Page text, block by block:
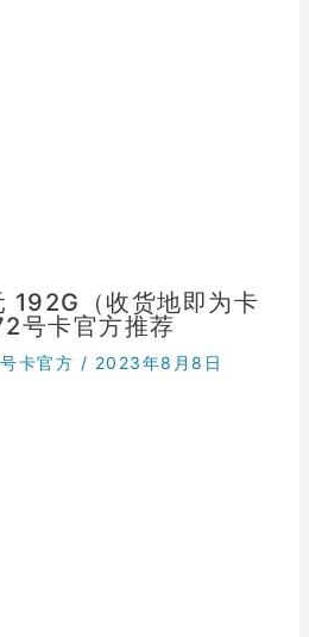
192G（收货地即为卡
号卡官方推荐
卡官方 / 2023年8月8日